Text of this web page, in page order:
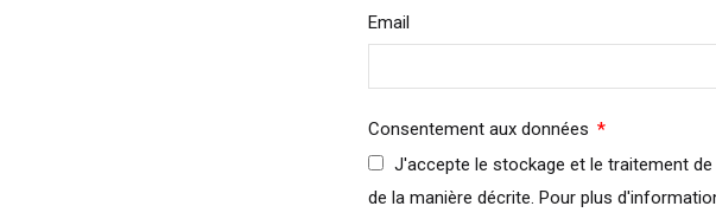
Email
Consentement aux données Required
de la manière décrite. Pour plus
Espagne
Netherlands
Canada